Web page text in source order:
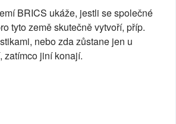
BRICS ukáže, jestli se společné
tyto země skutečně vytvoří, příp.
nebo zda zůstane jen u
zatímco jiní konají.